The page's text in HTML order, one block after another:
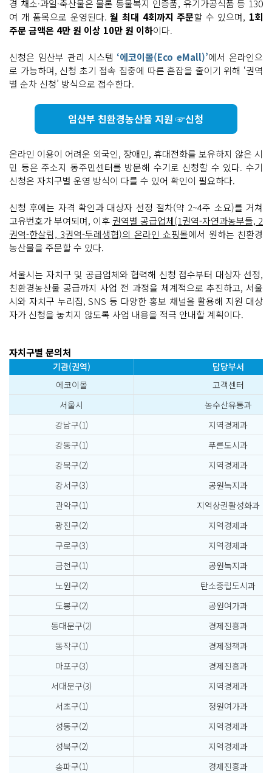
경 채소·과일·축산물은 물론 동물복지 인증품, 유기가공식품 등 130
여 개 품목으로 운영된다.월 최대 4회까지 주문할 수 있으며, 1회
주문 금액은 4만 원 이상 10만 원 이하이다.
신청은 임산부 관리 시스템 ‘에코이몰(Eco eMall)’에서 온라인으
로 가능하며, 신청 초기 접속 집중에 따른 혼잡을 줄이기 위해 ‘권역
별 순차 신청’ 방식으로 접수한다.
임산부 친환경농산물 지원 ☞신청
온라인 이용이 어려운 외국인, 장애인, 휴대전화를 보유하지 않은 시
민 등은 주소지 동주민센터를 방문해 수기로 신청할 수 있다. 수기
신청은 자치구별 운영 방식이 다를 수 있어 확인이 필요하다.
신청 후에는 자격 확인과 대상자 선정 절차(약 2~4주 소요)를 거쳐
고유번호가 부여되며, 이후권역별 공급업체(1권역-자연과농부들, 2
권역-한살림, 3권역-두레생협)의 온라인 쇼핑몰에서 원하는 친환경
농산물을 주문할 수 있다.
서울시는 자치구 및 공급업체와 협력해 신청 접수부터 대상자 선정,
친환경농산물 공급까지 사업 전 과정을 체계적으로 추진하고, 서울
시와 자치구 누리집, SNS 등 다양한 홍보 채널을 활용해 지원 대상
자가 신청을 놓치지 않도록 사업 내용을 적극 안내할 계획이다.
자치구별 문의처
기관(권역)
담당부서
에코이몰
고객센터
서울시
농수산유통과
강남구(1)
지역경제과
강동구(1)
푸른도시과
강북구(2)
지역경제과
강서구(3)
공원녹지과
관악구(1)
지역상권활성화과
광진구(2)
지역경제과
구로구(3)
지역경제과
금천구(1)
공원녹지과
노원구(2)
탄소중립도시과
도봉구(2)
공원여가과
동대문구(2)
경제진흥과
동작구(1)
경제정책과
마포구(3)
경제진흥과
서대문구(3)
지역경제과
서초구(1)
정원여가과
성동구(2)
지역경제과
성북구(2)
지역경제과
송파구(1)
경제진흥과